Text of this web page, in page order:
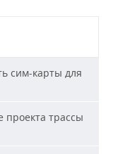
сим-карты для
проекта трассы